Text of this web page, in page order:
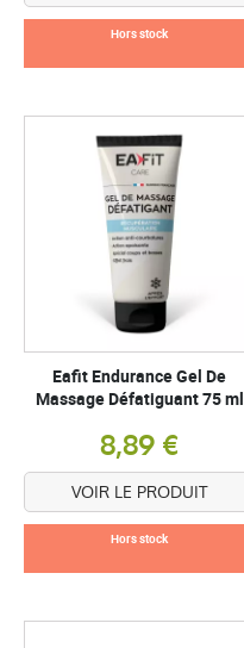
Hors stock
Eafit Endurance Gel De
Massage Défatiguant 75 ml
8,89 €
VOIR LE PRODUIT
Hors stock